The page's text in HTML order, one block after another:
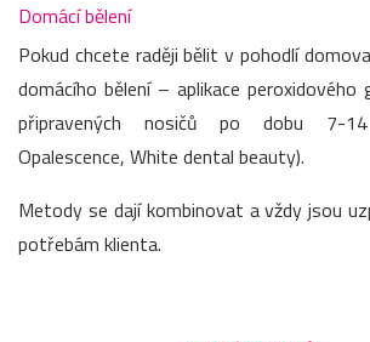
Domácí bělení
Pokud chcete raději bělit v pohodlí
domácího bělení – aplikace peroxidového
připravených nosičů po dobu 7-14
Opalescence, White dental beauty).
Metody se dají kombinovat a vždy jsou
potřebám klienta.